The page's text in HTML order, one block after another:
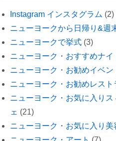
Instagram インスタグラム (2)
ニューヨークから日帰り&週
ニューヨークで挙式 (3)
ニューヨーク・おすすめナイ
ニューヨーク・お勧めイベン
ニューヨーク・お勧めレス
ニューヨーク・お気に入り
ェ (21)
ニューヨーク・お気に入り